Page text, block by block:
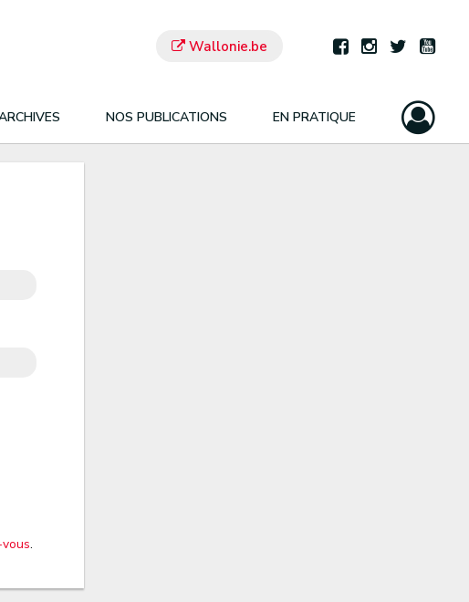
Wallonie.be
NOS PUBLICATIONS EN PRATIQUE
.